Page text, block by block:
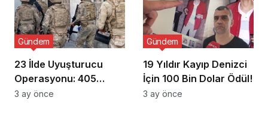
23 İlde Uyuşturucu
Operasyonu: 405
Gözaltı!
Gündem
3 ay önce
19 Yıldır Kayıp Denizci
İçin 100 Bin Dolar Ödül!
Gündem
3 ay önce